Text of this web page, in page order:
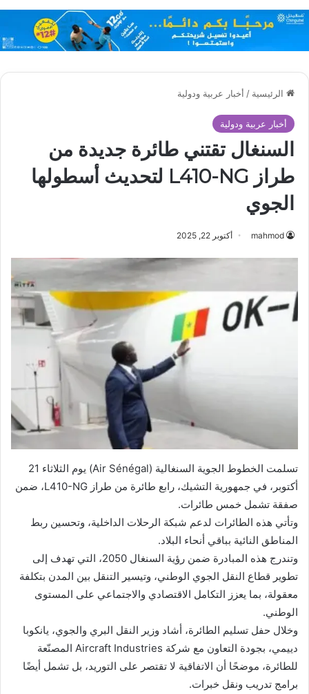
الرئيسية / أخبار عربية ودولية
أخبار عربية ودولية
السنغال تقتني طائرة جديدة من
طراز L410-NG لتحديث أسطولها
الجوي
mahmod أكتوبر 22, 2025
تسلمت الخطوط الجوية السنغالية (Air Sénégal) يوم الثلاثاء 21
أكتوبر، في جمهورية التشيك، رابع طائرة من طراز L410-NG، ضمن
صفقة تشمل خمس طائرات.
وتأتي هذه الطائرات لدعم شبكة الرحلات الداخلية، وتحسين ربط
المناطق النائية بباقي أنحاء البلاد.
وتندرج هذه المبادرة ضمن رؤية السنغال 2050، التي تهدف إلى
تطوير قطاع النقل الجوي الوطني، وتيسير التنقل بين المدن بتكلفة
معقولة، بما يعزز التكامل الاقتصادي والاجتماعي على المستوى
الوطني.
وخلال حفل تسليم الطائرة، أشاد وزير النقل البري والجوي، يانكوبا
دييمي، بجودة التعاون مع شركة Aircraft Industries المصنّعة
للطائرة، موضحًا أن الاتفاقية لا تقتصر على التوريد، بل تشمل أيضًا
برامج تدريب ونقل خبرات.